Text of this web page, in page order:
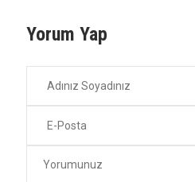
Yorum Yap